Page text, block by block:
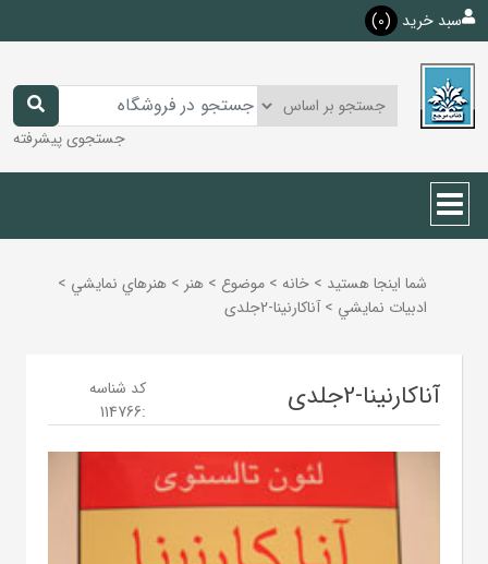
سبد خرید (0)
جستجوی پیشرفته
شما اینجا هستید > خانه > موضوع > هنر > هنرهاي نمايشي >
ادبيات نمايشي > آناکارنینا-2جلدی
آناکارنینا-2جلدی
کد شناسه
:
114766